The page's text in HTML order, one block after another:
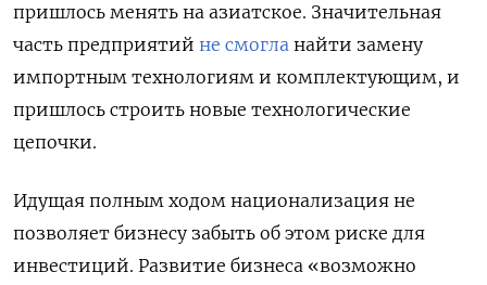
пришлось менять на азиатское. Значительная
часть предприятий не смогла найти замену
импортным технологиям и комплектующим, и
пришлось строить новые технологические
цепочки.
Идущая полным ходом национализация не
позволяет бизнесу забыть об этом риске для
инвестиций. Развитие бизнеса «возможно